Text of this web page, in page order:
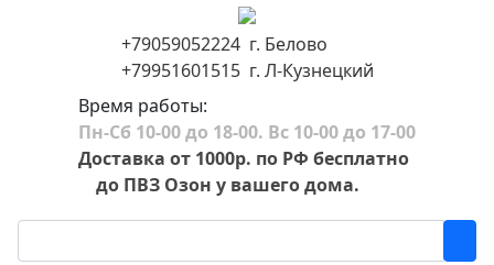
+79059052224 г. Белово
+79951601515 г. Л-Кузнецкий
Время работы:
Пн-Сб 10-00 до 18-00. Вс 10-00 до 17-00
Доставка от 1000р. по РФ бесплатно
до ПВЗ Озон у вашего дома.